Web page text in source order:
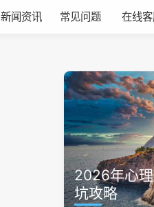
新闻资讯 常见问题 在线
2026年心
坑攻略